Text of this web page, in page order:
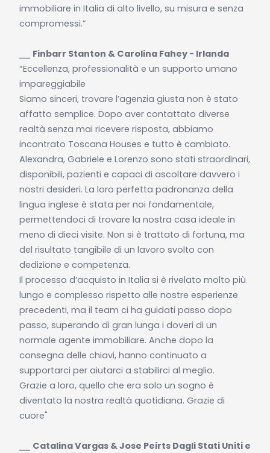
immobiliare in Italia di alto livello, su misura e senza
compromessi.”
Finbarr Stanton & Carolina Fahey - Irlanda
“Eccellenza, professionalità e un supporto umano
impareggiabile
Siamo sinceri, trovare l’agenzia giusta non è stato
affatto semplice. Dopo aver contattato diverse
realtà senza mai ricevere risposta, abbiamo
incontrato Toscana Houses e tutto è cambiato.
Alexandra, Gabriele e Lorenzo sono stati straordinari,
disponibili, pazienti e capaci di ascoltare davvero i
nostri desideri. La loro perfetta padronanza della
lingua inglese è stata per noi fondamentale,
permettendoci di trovare la nostra casa ideale in
meno di dieci visite. Non si è trattato di fortuna, ma
del risultato tangibile di un lavoro svolto con
dedizione e competenza.
Il processo d’acquisto in Italia si è rivelato molto più
lungo e complesso rispetto alle nostre esperienze
precedenti, ma il team ci ha guidati passo dopo
passo, superando di gran lunga i doveri di un
normale agente immobiliare. Anche dopo la
consegna delle chiavi, hanno continuato a
supportarci per aiutarci a stabilirci al meglio.
Grazie a loro, quello che era solo un sogno è
diventato la nostra realtà quotidiana. Grazie di
cuore"
Catalina Vargas & Jose Peirts Dagli Stati Uniti e